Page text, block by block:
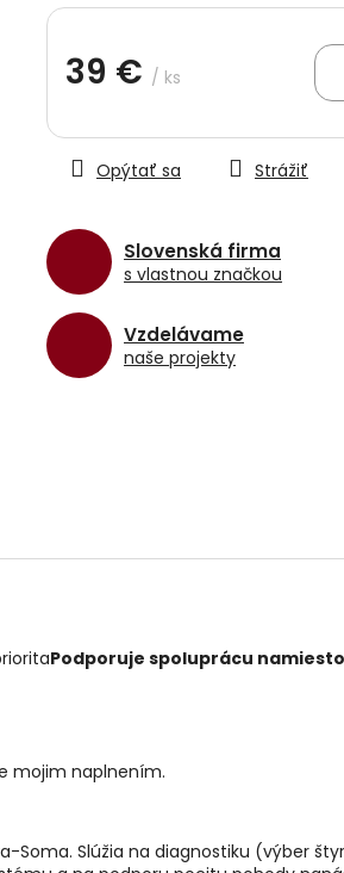
39 € / ks
cena:
Slovenská firma
s vlastnou značkou
Vzdelávame
naše projekty
Opýtať sa Strážiť
hviezdičiek.
Podporuje spoluprácu
mojim naplnením.
Soma. Slúžia na diagnostiku (výber